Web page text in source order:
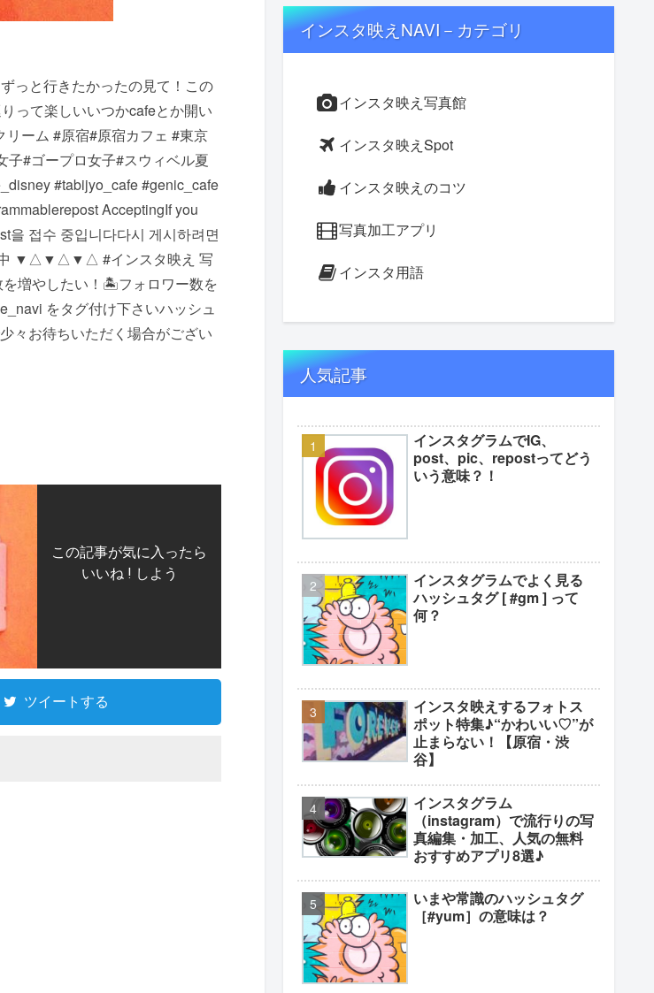
っと行きたかったの見て！この
って楽しい️️いつかcafeとか開い
ーム #原宿#原宿カフェ #東京
子#ゴープロ女子#スウィベル夏
#tabijyo_cafe #genic_cafe
repost Accepting If you
을 접수 중입니다 다시 게시하려면
中 ▼△▼△▼△ #インスタ映え 写
増やしたい！ 🏝フォロワー数を
をタグ付け下さい️ ハッシュ
々お待ちいただく場合がござい
この記事が気に入ったら
いいね ! しよう
ツイートする
インスタ映えNAVI－カテゴリ
インスタ映え写真館
インスタ映えSpot
インスタ映えのコツ
写真加工アプリ
インスタ用語
人気記事
インスタグラムでIG、
post、pic、repostってどう
いう意味？！
インスタグラムでよく見る
ハッシュタグ [ #gm ] って
何？
インスタ映えするフォトス
ポット特集♪“かわいい♡”が
止まらない！【原宿・渋
谷】
インスタグラム
（instagram）で流行りの写
真編集・加工、人気の無料
おすすめアプリ8選♪
いまや常識のハッシュタグ
［#yum］の意味は？